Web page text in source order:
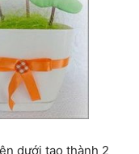
dưới tạo thành 2